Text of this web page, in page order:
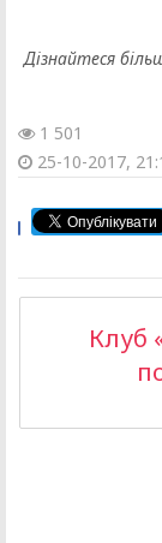
Дізнайтеся
1 501
25-10-2017,
Клуб